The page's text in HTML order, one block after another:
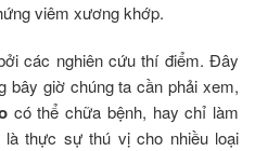
viêm xương khớp.
các nghiên cứu thí điểm. Đây
bây giờ chúng ta cần phải xem,
có thể chữa bệnh, hay chỉ làm
thực sự thú vị cho nhiều loại